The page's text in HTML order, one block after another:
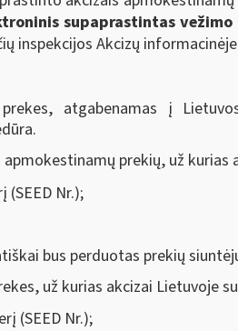
supaprastintas vežimo
inspekcijos Akcizų
atgabenamas į
prekių, už
Nr.);
bus perduotas prekių
už kurias akcizai Lietuvoje
(SEED Nr.);